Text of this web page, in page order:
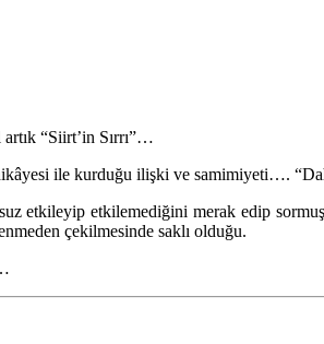
“Siirt’in Sırrı”…
ile kurduğu ilişki ve samimiyeti….
etkileyip etkilemediğini merak edip
çekilmesinde saklı olduğu.